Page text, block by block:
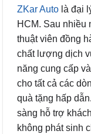
ZKar Auto là đại
HCM. Sau nhiều
thuật viên đồng
chất lượng dịch
năng cung cấp
cho tất cả các
quà tặng hấp
sàng hỗ trợ
không phát sinh